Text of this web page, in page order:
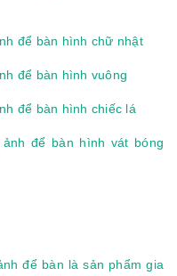
để bàn hình chữ nhật
để bàn hình vuông
để bàn hình chiếc lá
để bàn hình vát bóng
để bàn là sản phẩm gia